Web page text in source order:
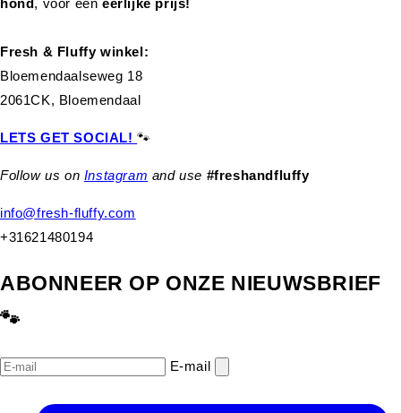
hond, voor eeneerlijke prijs!
Fresh & Fluffy winkel:
Bloemendaalseweg 18
2061CK, Bloemendaal
LETS GET SOCIAL!🐾
Follow us on Instagram and use #freshandfluffy
info@fresh-fluffy.com
+31621480194
ABONNEER OP ONZE NIEUWSBRIEF
🐾
E‑mail